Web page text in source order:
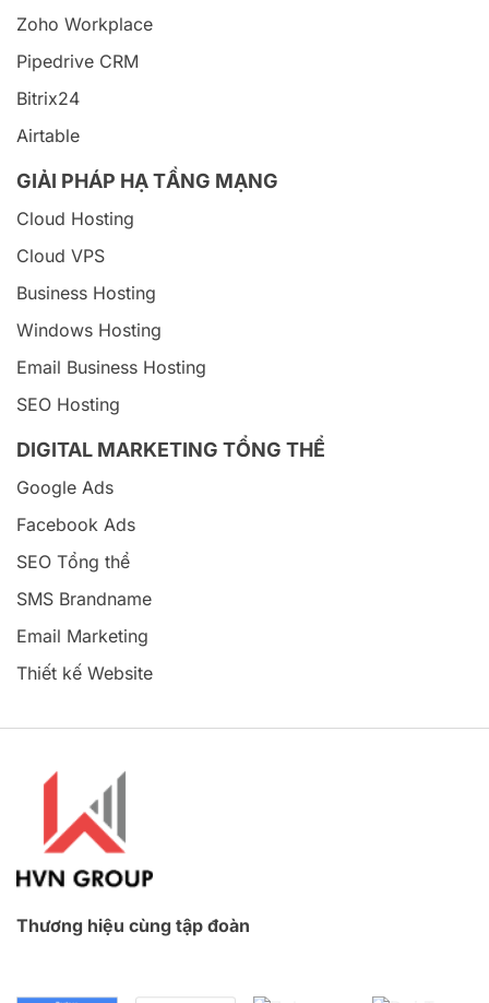
Zoho Workplace
Pipedrive CRM
Bitrix24
Airtable
GIẢI PHÁP HẠ TẦNG MẠNG
Cloud Hosting
Cloud VPS
Business Hosting
Windows Hosting
Email Business Hosting
SEO Hosting
DIGITAL MARKETING TỔNG THỂ
Google Ads
Facebook Ads
SEO Tổng thể
SMS Brandname
Email Marketing
Thiết kế Website
Thương hiệu cùng tập đoàn